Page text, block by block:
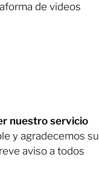
de videos
nuestro servicio
y agradecemos su
aviso a todos